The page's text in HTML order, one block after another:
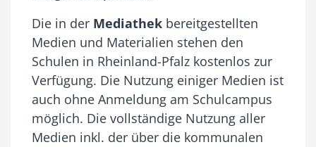
Die in der Mediathek bereitgestellten
Medien und Materialien stehen den
Schulen in Rheinland-Pfalz kostenlos zur
Verfügung. Die Nutzung einiger Medien ist
auch ohne Anmeldung am Schulcampus
möglich. Die vollständige Nutzung aller
Medien inkl. der über die kommunalen